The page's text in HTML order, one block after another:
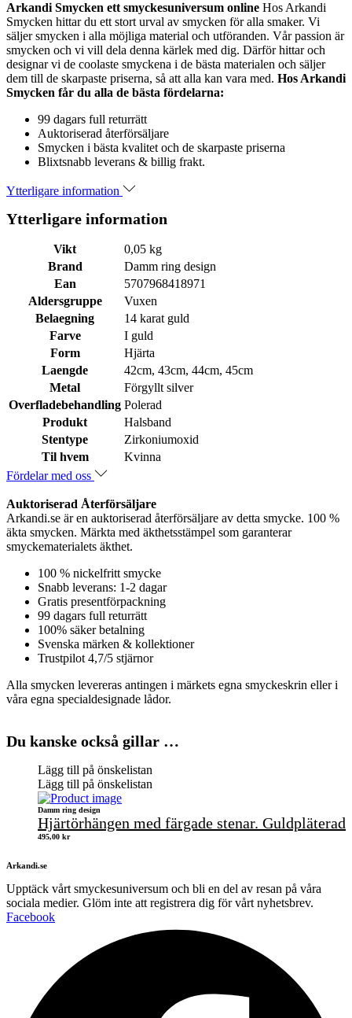
Arkandi Smycken ett smyckesuniversum online Hos Arkandi
Smycken hittar du ett stort urval av smycken för alla smaker. Vi
säljer smycken i alla möjliga material och utföranden. Vår passion är
smycken och vi vill dela denna kärlek med dig. Därför hittar och
designar vi de coolaste smyckena i de bästa materialen och säljer
dem till de skarpaste priserna, så att alla kan vara med. Hos Arkandi
Smycken får du alla de bästa fördelarna:
99 dagars full returrätt
Auktoriserad återförsäljare
Smycken i bästa kvalitet och de skarpaste priserna
Blixtsnabb leverans & billig frakt.
Ytterligare information
Ytterligare information
Vikt
0,05 kg
Brand
Damm ring design
Ean
5707968418971
Aldersgruppe
Vuxen
Belaegning
14 karat guld
Farve
I guld
Form
Hjärta
Laengde
42cm, 43cm, 44cm, 45cm
Metal
Förgyllt silver
Overfladebehandling Polerad
Produkt
Halsband
Stentype
Zirkoniumoxid
Til hvem
Kvinna
Fördelar med oss
Auktoriserad Återförsäljare
Arkandi.se är en auktoriserad återförsäljare av detta smycke. 100 %
äkta smycken. Märkta med äkthetsstämpel som garanterar
smyckematerialets äkthet.
100 % nickelfritt smycke
Snabb leverans: 1-2 dagar
Gratis presentförpackning
99 dagars full returrätt
100% säker betalning
Svenska märken & kollektioner
Trustpilot 4,7/5 stjärnor
Alla smycken levereras antingen i märkets egna smyckeskrin eller i
våra egna specialdesignade lådor.
Du kanske också gillar …
Lägg till på önskelistan
Lägg till på önskelistan
Damm ring design
Hjärtörhängen med färgade stenar. Guldpläterad
495,00 kr
Arkandi.se
Upptäck vårt smyckesuniversum och bli en del av resan på våra
sociala medier. Glöm inte att registrera dig för vårt nyhetsbrev.
Facebook